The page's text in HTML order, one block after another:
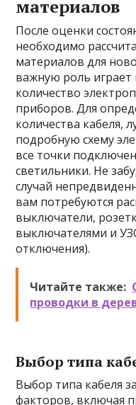
материалов
После оценки
необходимо
материалов для
важную роль
количество
приборов. Для
количества кабеля,
подробную схему
все точки
светильники. Не
случай
вам потребуются
выключатели,
выключателями и
отключения).
Читайте также:
проводки в
Выбор типа
Выбор типа кабеля
факторов, включая